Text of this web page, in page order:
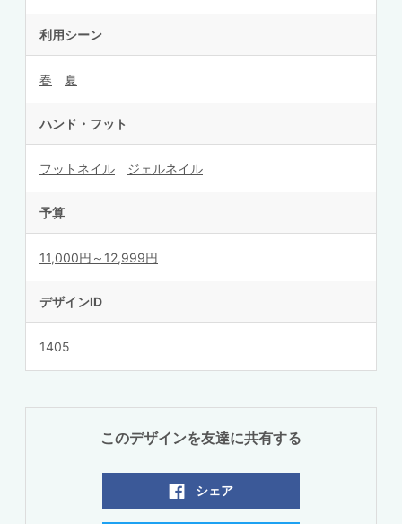
利用シーン
春 夏
ハンド・フット
フットネイル ジェルネイル
予算
11,000円～12,999円
デザインID
1405
このデザインを友達に共有する
シェア